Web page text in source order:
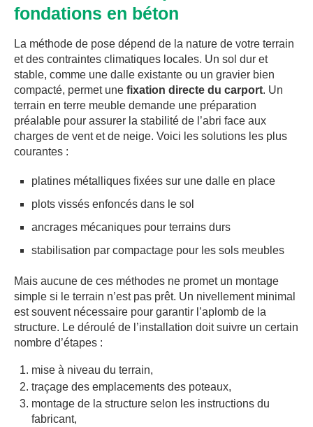
fondations en béton
La méthode de pose dépend de la nature de votre terrain
et des contraintes climatiques locales. Un sol dur et
stable, comme une dalle existante ou un gravier bien
compacté, permet une fixation directe du carport. Un
terrain en terre meuble demande une préparation
préalable pour assurer la stabilité de l’abri face aux
charges de vent et de neige. Voici les solutions les plus
courantes :
platines métalliques fixées sur une dalle en place
plots vissés enfoncés dans le sol
ancrages mécaniques pour terrains durs
stabilisation par compactage pour les sols meubles
Mais aucune de ces méthodes ne promet un montage
simple si le terrain n’est pas prêt. Un nivellement minimal
est souvent nécessaire pour garantir l’aplomb de la
structure. Le déroulé de l’installation doit suivre un certain
nombre d’étapes :
mise à niveau du terrain,
traçage des emplacements des poteaux,
montage de la structure selon les instructions du
fabricant,